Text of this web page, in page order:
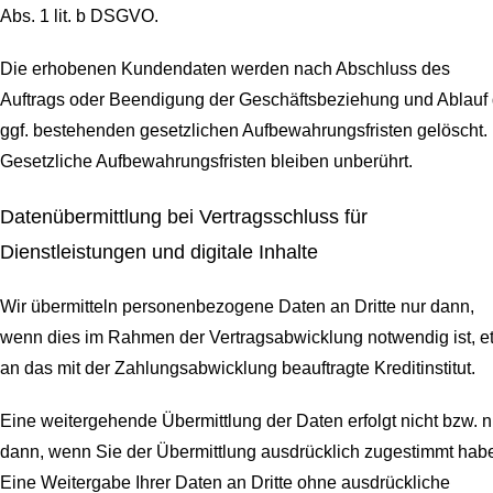
Abs. 1 lit. b DSGVO.
Die erhobenen Kundendaten werden nach Abschluss des
Auftrags oder Beendigung der Geschäftsbeziehung und Ablauf
ggf. bestehenden gesetzlichen Aufbewahrungsfristen gelöscht.
Gesetzliche Aufbewahrungsfristen bleiben unberührt.
Daten­übermittlung bei Vertragsschluss für
Dienstleistungen und digitale Inhalte
Wir übermitteln personenbezogene Daten an Dritte nur dann,
wenn dies im Rahmen der Vertragsabwicklung notwendig ist,
an das mit der Zahlungsabwicklung beauftragte Kreditinstitut.
Eine weitergehende Übermittlung der Daten erfolgt nicht bzw.
dann, wenn Sie der Übermittlung ausdrücklich zugestimmt
Eine Weitergabe Ihrer Daten an Dritte ohne ausdrückliche